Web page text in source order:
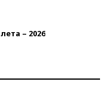
– 2026